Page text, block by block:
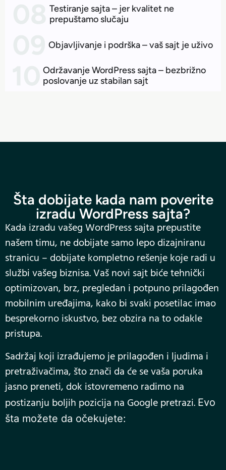
Testiranje sajta – jer kvalitet ne
prepuštamo slučaju
Objavljivanje i podrška – vaš sajt je uživo
Održavanje WordPress sajta – bezbrižno
poslovanje uz stabilan sajt
Šta dobijate kada nam poverite
izradu WordPress sajta?
Kada izradu vašeg WordPress sajta prepustite
našem timu, ne dobijate samo lepo dizajniranu
stranicu – dobijate kompletno rešenje koje radi u
službi vašeg biznisa. Vaš novi sajt biće tehnički
optimizovan, brz, pregledan i potpuno prilagođen
mobilnim uređajima, kako bi svaki posetilac imao
besprekorno iskustvo, bez obzira na to odakle
pristupa.
Sadržaj koji izrađujemo je prilagođen i ljudima i
pretraživačima, što znači da će se vaša poruka
jasno preneti, dok istovremeno radimo na
postizanju boljih pozicija na Google pretrazi. Evo
šta možete da očekujete: